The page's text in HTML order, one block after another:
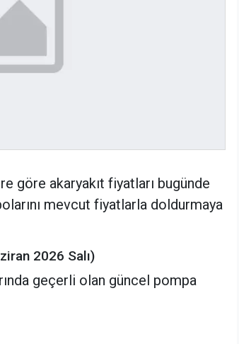
göre akaryakıt fiyatları bugünde
mevcut fiyatlarla doldurmaya
2026 Salı)
geçerli olan güncel pompa